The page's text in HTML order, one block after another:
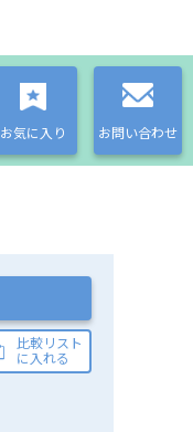
お気に入り お問い合わせ
比較リスト
に入れる